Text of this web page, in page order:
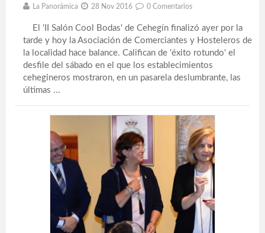
La Panorámica 28 Nov 2016 0 Comentarios
El 'II Salón Cool Bodas' de Cehegín finalizó ayer por la
tarde y hoy la Asociación de Comerciantes y Hosteleros de
la localidad hace balance. Califican de 'éxito rotundo' el
desfile del sábado en el que los establecimientos
cehegineros mostraron, en un pasarela deslumbrante, las
últimas ...